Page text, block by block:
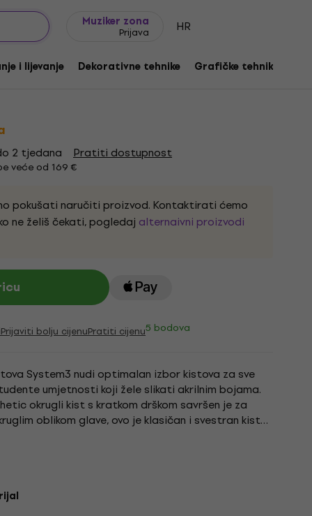
Muziker zona
Prijava HR
i lijevanje Dekorativne tehnike Grafičke tehnike
Okrugli kist 3/0
1152361
2 tjedana Pratiti dostupnost
veće od 169 €
pokušati naručiti proizvod. Kontaktirati ćemo
ne želiš čekati, pogledaj alternaivni proizvodi
Prijaviti bolju cijenuPratiti cijenu5 bodova
System3 nudi optimalan izbor kistova za sve
umjetnosti koji žele slikati akrilnim bojama.
okrugli kist s kratkom drškom savršen je za
oblikom glave, ovo je klasičan i svestran kist